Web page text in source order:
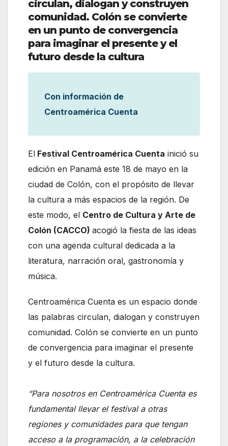
circulan, dialogan y construyen
comunidad. Colón se convierte
en un punto de convergencia
para imaginar el presente y el
futuro desde la cultura
Con información de
Centroamérica Cuenta
El Festival Centroamérica Cuenta inició su
edición en Panamá este 18 de mayo en la
ciudad de Colón, con el propósito de llevar
la cultura a más espacios de la región. De
este modo, el Centro de Cultura y Arte de
Colón (CACCO) acogió la fiesta de las ideas
con una agenda cultural dedicada a la
literatura, narración oral, gastronomía y
música.
Centroamérica Cuenta es un espacio donde
las palabras circulan, dialogan y construyen
comunidad. Colón se convierte en un punto
de convergencia para imaginar el presente
y el futuro desde la cultura.
“Para nosotros en Centroamérica Cuenta es
fundamental llevar el festival a otras
regiones y comunidades para que tengan
acceso a la programación, a la celebración